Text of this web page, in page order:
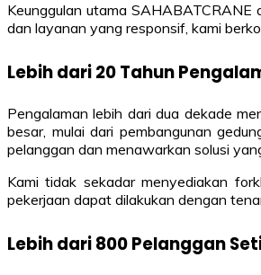
Keunggulan utama
dan layanan yang responsif, kami
Lebih dari 20 Tahun
Pengalaman lebih dari dua dekade
besar, mulai dari pembangunan
pelanggan dan menawarkan solusi
Kami tidak sekadar menyediakan
pekerjaan dapat dilakukan dengan
Lebih dari 800 Pelanggan